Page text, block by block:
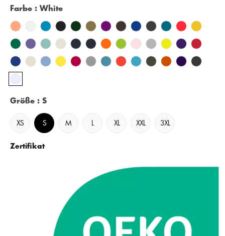
Farbe : White
Größe : S
XS S M XL XXL 3XL
Zertifikat